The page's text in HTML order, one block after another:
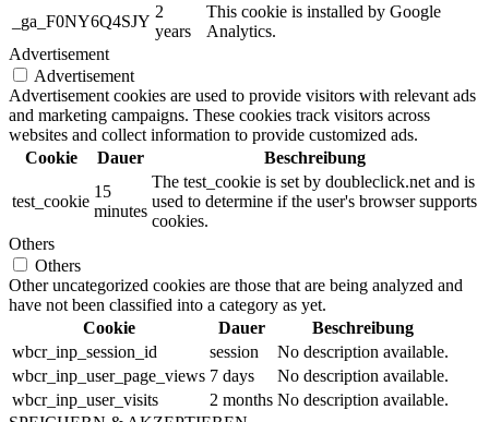
_ga_F0NY6Q4SJY
2
years
This cookie is installed by Google
Analytics.
Advertisement
Advertisement
Advertisement cookies are used to provide visitors with relevant ads
and marketing campaigns. These cookies track visitors across
websites and collect information to provide customized ads.
Cookie
Dauer Beschreibung
test_cookie
15
minutes
The test_cookie is set by doubleclick.net and is
used to determine if the user's browser supports
cookies.
Others
Others
Other uncategorized cookies are those that are being analyzed and
have not been classified into a category as yet.
Cookie
Dauer
Beschreibung
wbcr_inp_session_id
session
No description available.
wbcr_inp_user_page_views 7 days
No description available.
wbcr_inp_user_visits
2 months No description available.